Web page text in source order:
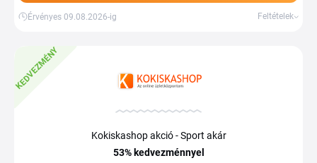
Érvényes 09.08.2026-ig Feltételek
KEDVEZMÉNY
Kokiskashop akció - Sport akár
53% kedvezménnyel